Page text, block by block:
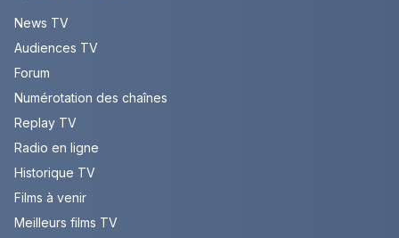
News TV
Audiences TV
Forum
Numérotation des chaînes
Replay TV
Radio en ligne
Historique TV
Films à venir
Meilleurs films TV